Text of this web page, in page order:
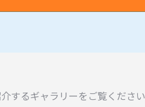
するギャラリーをご覧くださ